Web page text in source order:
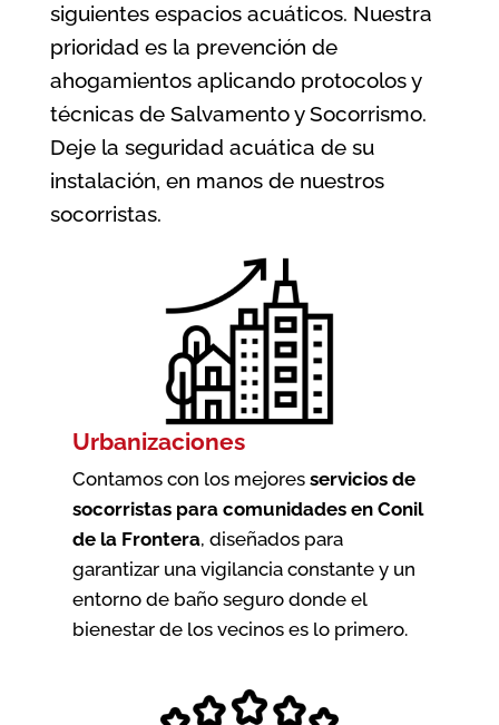
siguientes espacios acuáticos. Nuestra
prioridad es la prevención de
ahogamientos aplicando protocolos y
técnicas de Salvamento y Socorrismo.
Deje la seguridad acuática de su
instalación, en manos de nuestros
socorristas.
Urbanizaciones
Contamos con los mejores servicios de
socorristas para comunidades en Conil
de la Frontera, diseñados para
garantizar una vigilancia constante y un
entorno de baño seguro donde el
bienestar de los vecinos es lo primero.